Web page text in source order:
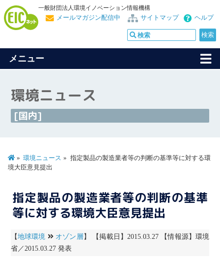
一般財団法人環境イノベーション情報機構
ヘルプ
サイトマップ
メールマガジン配信中
メニュー
環境ニュース
[国内]
環境ニュース
指定製品の製造業者等の判断の基準等に対する環
境大臣意見提出
指定製品の製造業者等の判断の基準
等に対する環境大臣意見提出
【地球環境 オゾン層】 【掲載日】2015.03.27 【情報源】環境
省／2015.03.27 発表